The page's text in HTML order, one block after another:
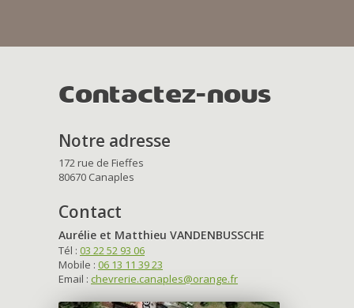
Contactez-nous
Notre adresse
172 rue de Fieffes
80670 Canaples
Contact
Aurélie et Matthieu VANDENBUSSCHE
Tél : 03 22 52 93 06
Mobile : 06 13 11 39 23
Email : chevrerie.canaples@orange.fr